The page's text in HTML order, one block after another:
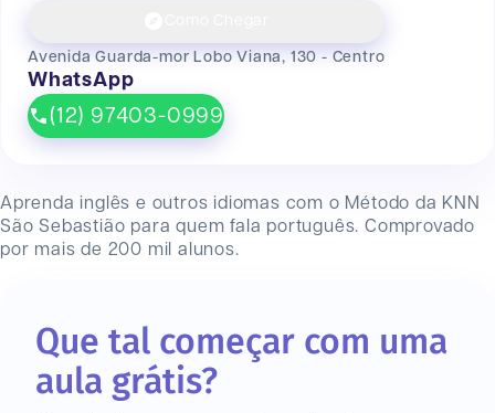
Aprenda inglês e outros idiomas com o Método da KNN
São Sebastião para quem fala português. Comprovado
por mais de 200 mil alunos.
Avenida Guarda-mor Lobo Viana, 130 - Centro
WhatsApp
(12) 97403-0999
Que tal começar com uma
aula grátis?